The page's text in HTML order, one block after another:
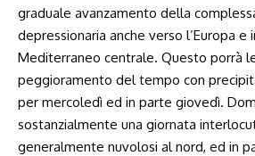
graduale avanzamento della
depressionaria anche verso l’Europa e
Mediterraneo centrale. Questo porrà
peggioramento del tempo con
per mercoledì ed in parte giovedì.
sostanzialmente una giornata
generalmente nuvolosi al nord, ed in